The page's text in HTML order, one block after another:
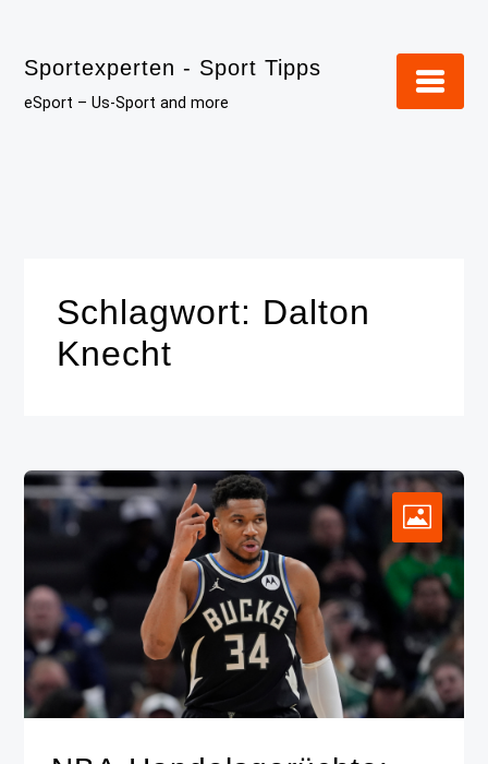
content
Sportexperten - Sport Tipps
eSport – Us-Sport and more
Schlagwort: Dalton
Knecht